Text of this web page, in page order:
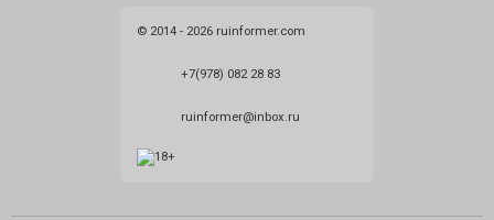
© 2014 - 2026 ruinformer.com
+7(978) 082 28 83
ruinformer@inbox.ru